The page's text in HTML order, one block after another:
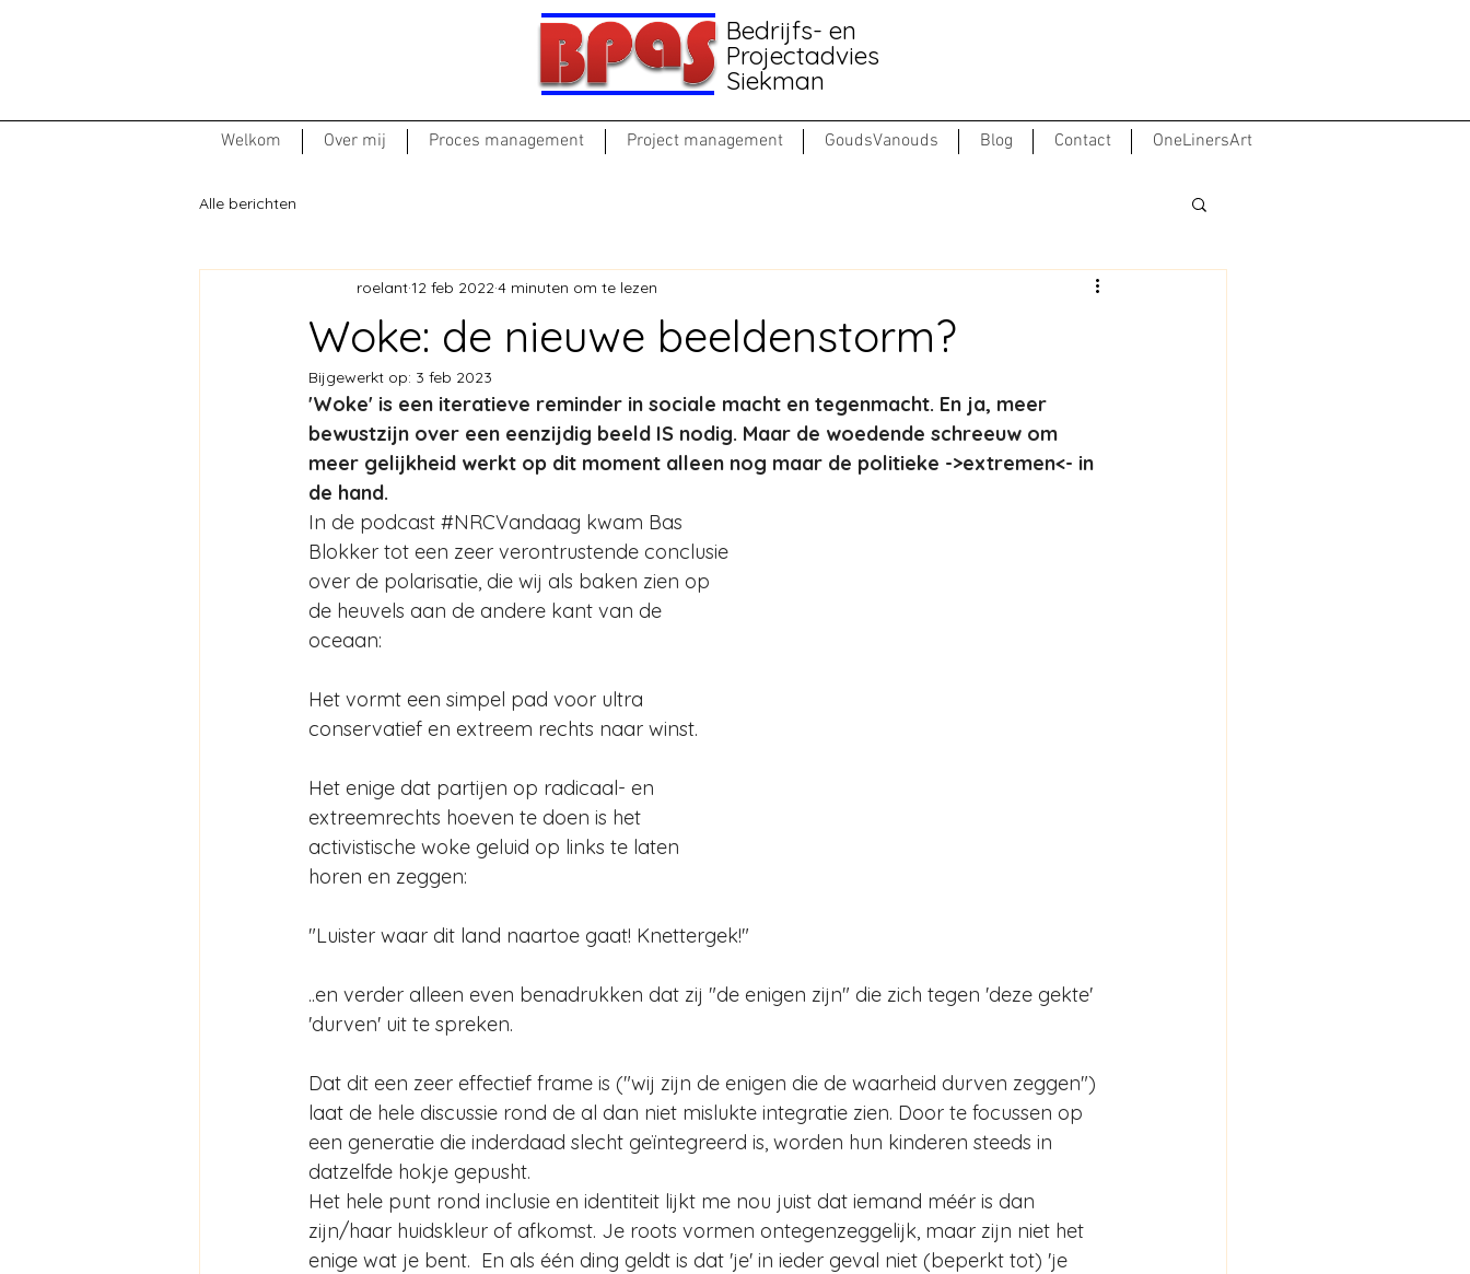
Bedrijfs- en
Projectadvies
Siekman
Welkom Over mij Proces management Project management GoudsVanouds Blog Contact OneLinersArt
Alle berichten
Woke: de nieuwe beeldenstorm?
roelant12 feb 2022 4 minuten om te lezen
Bijgewerkt op: 3 feb 2023
'Woke' is een iteratieve reminder in sociale macht en tegenmacht. En ja, meer
bewustzijn over een eenzijdig beeld IS nodig. Maar de woedende schreeuw om
meer gelijkheid werkt op dit moment alleen nog maar de politieke ->extremen<- in
de hand.
In de podcast #NRCVandaag kwam Bas
Blokker tot een zeer verontrustende conclusie
over de polarisatie, die wij als baken zien op
de heuvels aan de andere kant van de
oceaan:
Het vormt een simpel pad voor ultra
conservatief en extreem rechts naar winst.
Het enige dat partijen op radicaal- en
extreemrechts hoeven te doen is het
activistische woke geluid op links te laten
horen en zeggen:
"Luister waar dit land naartoe gaat! Knettergek!"
..en verder alleen even benadrukken dat zij "de enigen zijn" die zich tegen 'deze gekte'
'durven' uit te spreken.
Dat dit een zeer effectief frame is ("wij zijn de enigen die de waarheid durven zeggen")
laat de hele discussie rond de al dan niet mislukte integratie zien. Door te focussen op
een generatie die inderdaad slecht geïntegreerd is, worden hun kinderen steeds in
datzelfde hokje gepusht.
Het hele punt rond inclusie en identiteit lijkt me nou juist dat iemand méér is dan
zijn/haar huidskleur of afkomst. Je roots vormen ontegenzeggelijk, maar zijn niet het
enige wat je bent.  En als één ding geldt is dat 'je' in ieder geval niet (beperkt tot) 'je